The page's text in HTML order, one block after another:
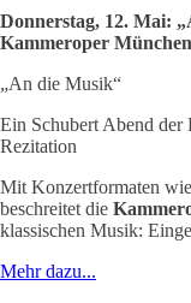
Donnerstag, 12. Mai:
Kammeroper
„An die Musik“
Ein Schubert Abend
Rezitation
Mit Konzertformaten
beschreitet die
klassischen Musik:
Mehr dazu...